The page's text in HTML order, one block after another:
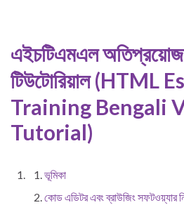
এইচটিএমএল
টিউটোরিয়াল (HTML
Training Bengali
Tutorial)
ভূমিকা
কোড এডিটর এবং ব্রাউজিং সফটওয়্যার